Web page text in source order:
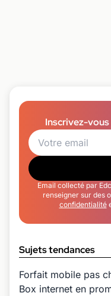
Inscrivez-
Email collecté par
renseigner sur des
confidentialité
Sujets tendances
Forfait mobile pas
Box internet en